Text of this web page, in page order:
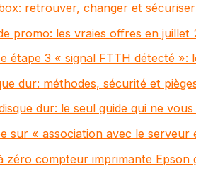
retrouver, changer et sécuriser
promo: les vraies offres en juillet
étape 3 « signal FTTH détecté »: le
dur: méthodes, sécurité et pièges
dur: le seul guide qui ne vous
sur « association avec le serveur
zéro compteur imprimante Epson